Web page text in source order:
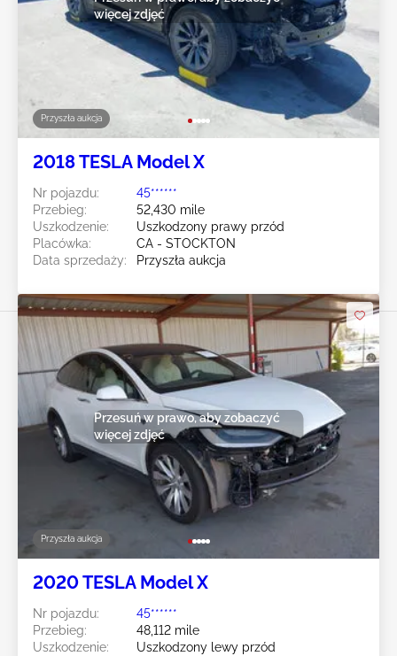
Przyszła aukcja
więcej zdjęć
2018 TESLA Model X
Nr pojazdu:
45******
Przebieg:
52,430 mile
Uszkodzenie:
Uszkodzony prawy przód
Placówka:
CA - STOCKTON
Data sprzedaży:
Przyszła aukcja
Przyszła aukcja
Przesuń w prawo, aby zobaczyć
więcej zdjęć
2020 TESLA Model X
Nr pojazdu:
45******
Przebieg:
48,112 mile
Uszkodzenie:
Uszkodzony lewy przód